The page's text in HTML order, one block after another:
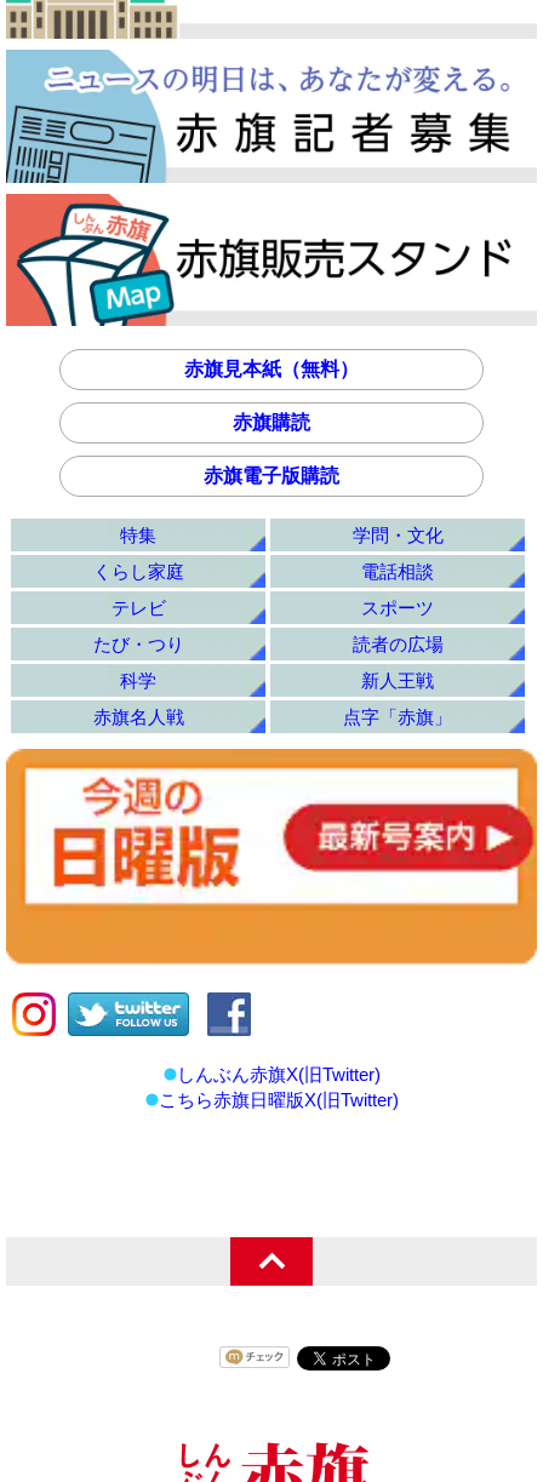
赤旗見本紙（無料）
赤旗購読
赤旗電子版購読
特集
学問・文化
くらし家庭
電話相談
テレビ
スポーツ
たび・つり
読者の広場
科学
新人王戦
赤旗名人戦
点字「赤旗」
しんぶん赤旗X(旧Twitter)
こちら赤旗日曜版X(旧Twitter)